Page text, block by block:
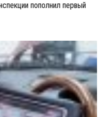
пополнил первый